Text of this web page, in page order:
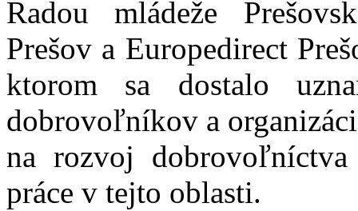
Radou mládeže
Prešov a Europedirect
ktorom sa dostalo
dobrovoľníkov a
na rozvoj
práce v tejto oblasti.